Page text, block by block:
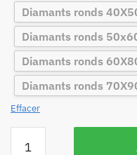
Diamants ronds
Diamants ronds
Diamants ronds
Diamants ronds
Effacer